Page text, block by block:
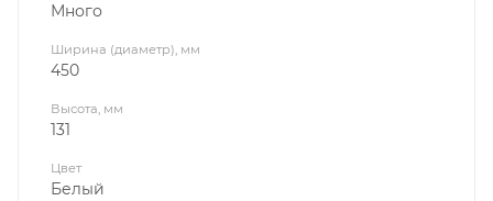
Много
Ширина (диаметр), мм
450
Высота, мм
131
Цвет
Белый